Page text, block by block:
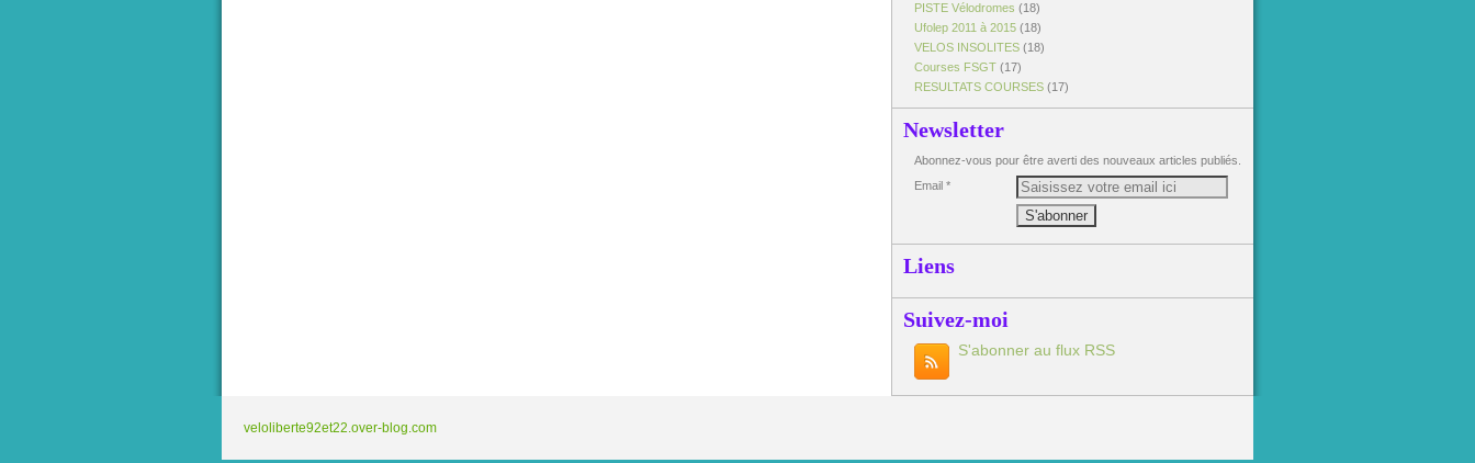
PISTE Vélodromes (18)
Ufolep 2011 à 2015 (18)
VELOS INSOLITES (18)
Courses FSGT (17)
RESULTATS COURSES (17)
Newsletter
Abonnez-vous pour être averti des nouveaux articles publiés.
Email
Liens
Suivez-moi
S'abonner au flux RSS
veloliberte92et22.over-blog.com